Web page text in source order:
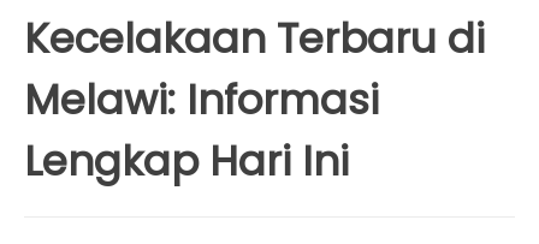
Kecelakaan Terbaru di
Melawi: Informasi
Lengkap Hari Ini